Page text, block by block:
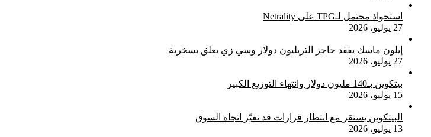
استحواذ محتمل لـTPG على Netrality
27 يوليو، 2026
إيلون ماسك يفقد حاجز التريليون دولار وسي زي يعلق بسخرية
27 يوليو، 2026
بيتكوين بـ140 مليون دولار وانتهاء التوزيع الكبير
15 يوليو، 2026
البيتكوين يستقر مع انتظار قرارات قد تغيّر اتجاه السوق
13 يوليو، 2026